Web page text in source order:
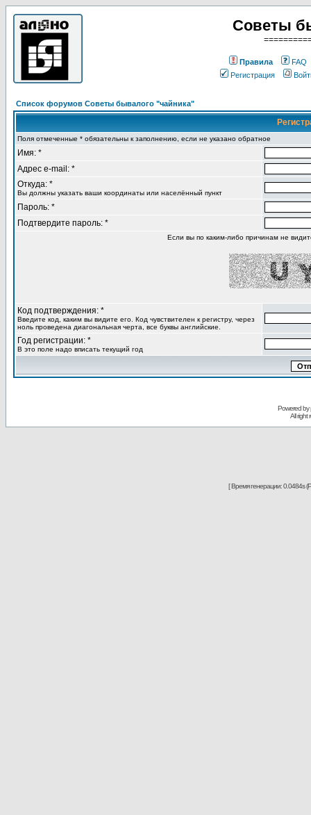
Советы
Правила
FAQ
Регистрация
Список форумов Советы бывалого "чайника"
Поля отмеченные * обязательны к заполнению, если не указано обратное
Имя: *
Адрес e-mail: *
Откуда: *
Вы должны указать ваши координаты или населённый пункт
Пароль: *
Подтвердите пароль: *
Если вы по каким-либо причинам не
Код подтверждения: *
Введите код, каким вы видите его. Код чувствителен к регистру, через
ноль проведена диагональная черта, все буквы английские.
Год регистрации: *
В это поле надо вписать текущий год
Powered
All right
[ Время генерации: 0.0484s